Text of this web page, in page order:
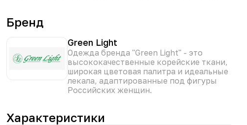
• Модель представлена в разнообразной цветовой
гамме.
Брюки "Виола" — это отличный выбор для стильных и
уверенных в себе женщин, которые ценят комфорт и
Бренд
Green Light
Одежда бренда "Green Light" - это
высококачественные корейские ткани,
широкая цветовая палитра и идеальные
лекала, адаптированные под фигуры
Российских женщин.
Характеристики